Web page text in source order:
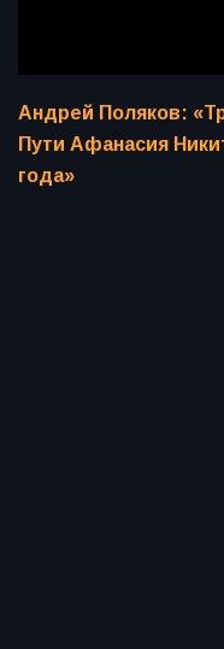
Андрей Поляков:
Пути Афанасия
года»